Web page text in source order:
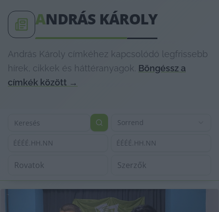
ANDRÁS KÁROLY
András Károly címkéhez kapcsolódó legfrissebb
hírek, cikkek és háttéranyagok. Böngéssz a
címkék között →
Sorrend
ÉÉÉÉ.HH.NN ÉÉÉÉ.HH.NN